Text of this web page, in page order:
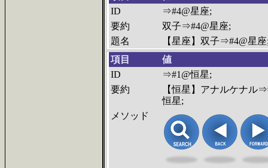
ID
⇒#4@星座;
要約
双子⇒#4@星座;
題名
【星座】双子⇒#4@星
項目
値
ID
⇒#1@恒星;
要約
【恒星】アナルケナル
恒星;
メソッド